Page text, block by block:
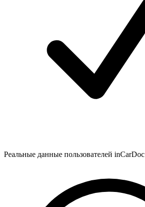
Реальные данные пользователей inCarDoc